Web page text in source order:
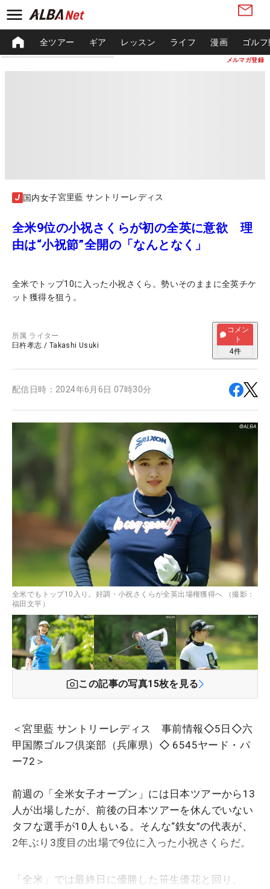
メルマガ登録
全ツアー ギア レッスン ライフ 漫画 ゴル
国内女子宮里藍 サントリーレディス
全米9位の小祝さくらが初の全英に意欲 理
由は“小祝節”全開の「なんとなく」
全米でトップ10に入った小祝さくら。勢いそのままに全英チケ
ット獲得を狙う。
所属 ライター
臼杵孝志 / Takashi Usuki
コメン
ト
4件
配信日時： 2024年6月6日 07時30分
全米でもトップ10入り。好調・小祝さくらが全英出場権獲得へ （撮影：
福田文平）
この記事の写真15枚を見る
＜宮里藍 サントリーレディス 事前情報◇5日◇六
甲国際ゴルフ倶楽部（兵庫県）◇ 6545ヤード・パ
ー72＞
前週の「全米女子オープン」には日本ツアーから13
人が出場したが、前後の日本ツアーを休んでいない
タフな選手が10人もいる。そんな“鉄女”の代表が、
2年ぶり3度目の出場で9位に入った小祝さくらだ。
「全米」では最終日に優勝した笹生優花と回り、